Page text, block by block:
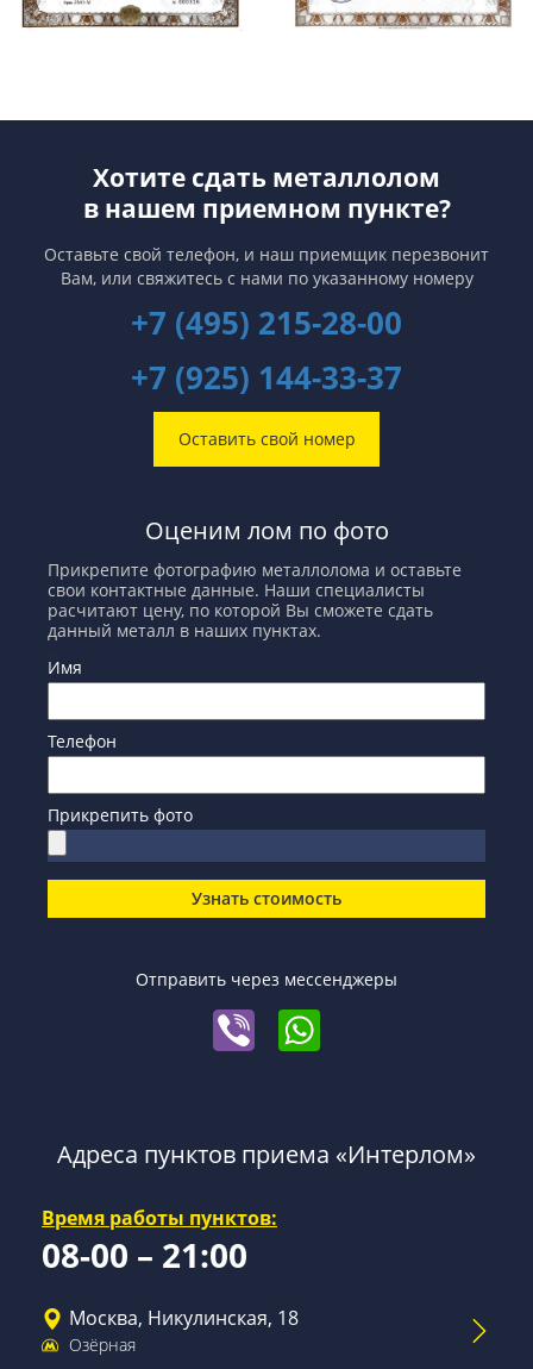
Хотите сдать металлолом
в нашем приемном пункте?
Оставьте свой телефон, и наш приемщик перезвонит
Вам, или свяжитесь с нами по указанному номеру
+7 (495) 215-28-00
+7 (925) 144-33-37
Оставить свой номер
Оценим лом по фото
Прикрепите фотографию металлолома и оставьте
свои контактные данные. Наши специалисты
расчитают цену, по которой Вы сможете сдать
данный металл в наших пунктах.
Имя
Телефон
Прикрепить фото
Узнать стоимость
Отправить через мессенджеры
Адреса пунктов приема «Интерлом»
Время работы пунктов:
08-00 – 21:00
Москва, Никулинская, 18
Озёрная